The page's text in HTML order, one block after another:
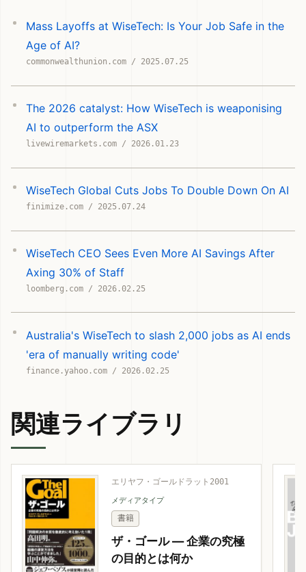
Mass Layoffs at WiseTech: Is Your Job Safe in the
Age of AI?
commonwealthunion.com / 2025.07.25
The 2026 catalyst: How WiseTech is weaponising
AI to outperform the ASX
livewiremarkets.com / 2026.01.23
WiseTech Global Cuts Jobs To Double Down On AI
finimize.com / 2025.07.24
WiseTech CEO Sees Even More AI Savings After
Axing 30% of Staff
loomberg.com / 2026.02.25
Australia's WiseTech to slash 2,000 jobs as AI ends
'era of manually writing code'
finance.yahoo.com / 2026.02.25
関連ライブラリ
エリヤフ・ゴールドラット 2001
メディアタイプ
書籍
ザ・ゴール ― 企業の究極
の目的とは何か